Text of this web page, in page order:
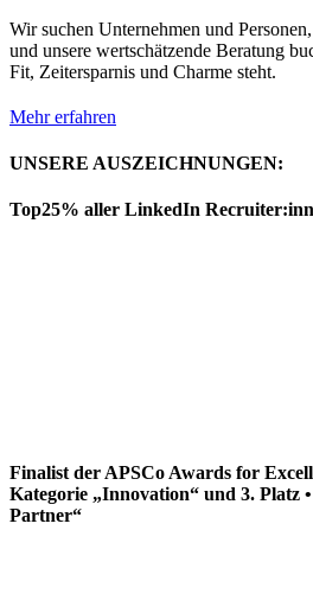
Wir suchen Unternehmen und
und unsere wertschätzende Beratung
Fit, Zeitersparnis und Charme steht.
Mehr erfahren
UNSERE AUSZEICHNUNGEN:
Top25% aller LinkedIn
Finalist der APSCo Awards for
Kategorie „Innovation“ und 3. Platz
Partner“